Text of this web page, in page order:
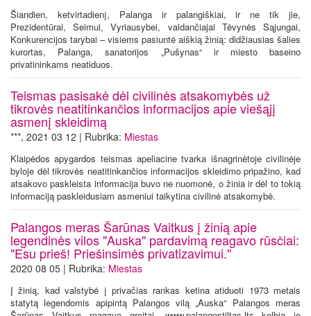
Šiandien, ketvirtadienį, Palanga ir palangiškiai, ir ne tik jie,
Prezidentūrai, Seimui, Vyriausybei, valdančiajai Tėvynės Sąjungai,
Konkurencijos tarybai – visiems pasiuntė aiškią žinią: didžiausias šalies
kurortas, Palanga, sanatorijos „Pušynas“ ir miesto baseino
privatininkams neatiduos.
Teismas pasisakė dėl civilinės atsakomybės už
tikrovės neatitinkančios informacijos apie viešąjį
asmenį skleidimą
***, 2021 03 12 | Rubrika: Miestas
Klaipėdos apygardos teismas apeliacine tvarka išnagrinėtoje civilinėje
byloje dėl tikrovės neatitinkančios informacijos skleidimo pripažino, kad
atsakovo paskleista informacija buvo ne nuomonė, o žinia ir dėl to tokią
informaciją paskleidusiam asmeniui taikytina civilinė atsakomybė.
Palangos meras Šarūnas Vaitkus į žinią apie
legendinės vilos "Auska" pardavimą reagavo rūsčiai:
"Esu prieš! Priešinsimės privatizavimui."
2020 08 05 | Rubrika: Miestas
Į žinią, kad valstybė į privačias rankas ketina atiduoti 1973 metais
statytą legendomis apipintą Palangos vilą „Auska“ Palangos meras